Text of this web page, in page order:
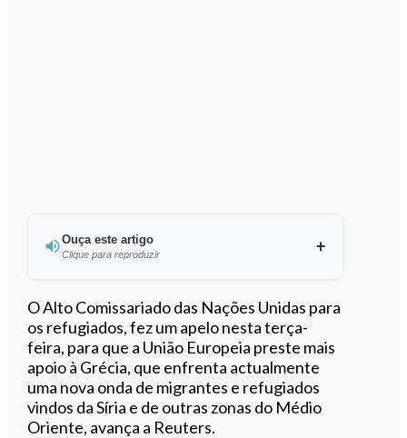
Ouça este artigo
Clique para reproduzir
Ouvir este artigo
O Alto Comissariado das Nações Unidas para
os refugiados, fez um apelo nesta terça-
feira, para que a União Europeia preste mais
apoio à Grécia, que enfrenta actualmente
uma nova onda de migrantes e refugiados
vindos da Síria e de outras zonas do Médio
Oriente, avança a Reuters.